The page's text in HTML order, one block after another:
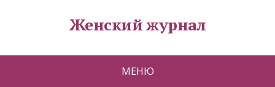
Женский журнал
МЕНЮ